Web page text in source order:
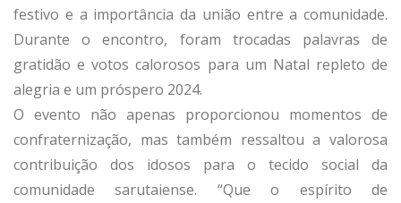
festivo e a importância da união entre a comunidade.
Durante o encontro, foram trocadas palavras de
gratidão e votos calorosos para um Natal repleto de
alegria e um próspero 2024.
O evento não apenas proporcionou momentos de
confraternização, mas também ressaltou a valorosa
contribuição dos idosos para o tecido social da
comunidade sarutaiense. “Que o espírito de